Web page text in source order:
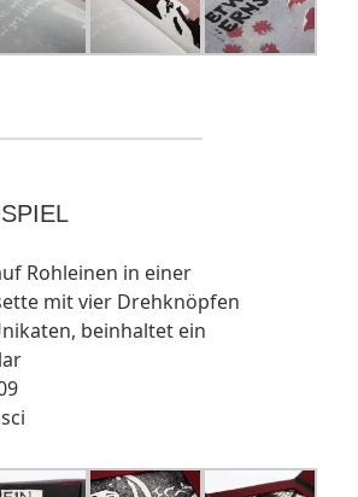
Rohleinen in einer
mit vier Drehknöpfen
beinhaltet ein